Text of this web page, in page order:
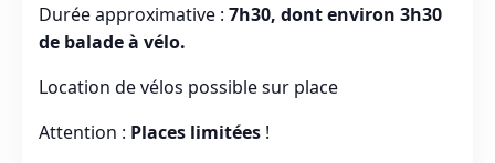
Durée approximative : 7h30, dont environ 3h30
de balade à vélo.
Location de vélos possible sur place
Attention : Places limitées !